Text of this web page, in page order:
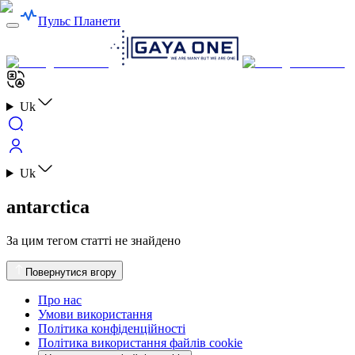
Пульс Планети
Uk
Uk
antarctica
За цим тегом статті не знайдено
Повернутися вгору
Про нас
Умови використання
Політика конфіденційності
Політика використання файлів cookie